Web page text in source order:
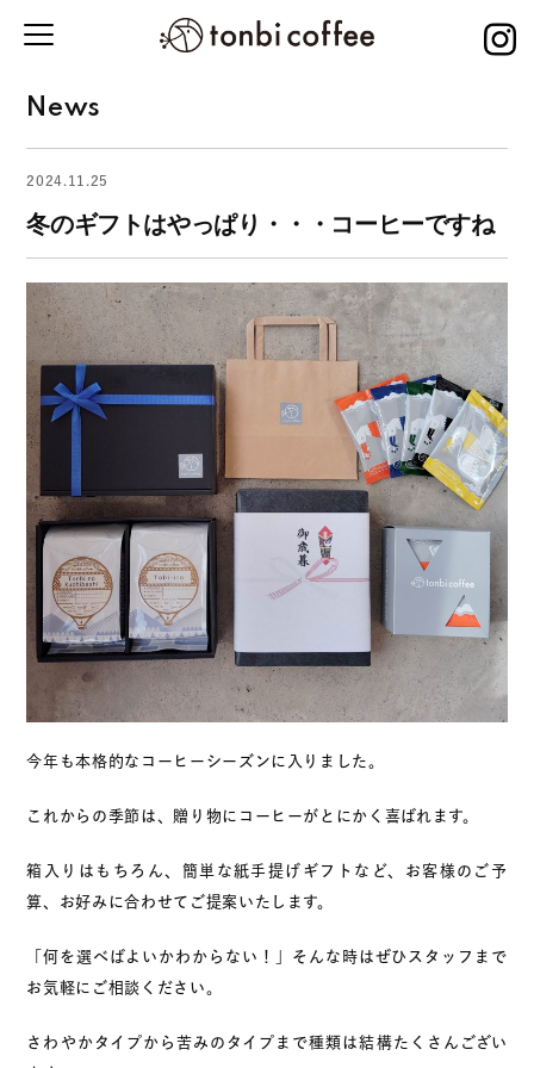
News
2024.11.25
冬のギフトはやっぱり・・・コーヒーですね
今年も本格的なコーヒーシーズンに入りました。
これからの季節は、贈り物にコーヒーがとにかく喜ばれます。
箱入りはもちろん、簡単な紙手提げギフトなど、お客様のご予
算、お好みに合わせてご提案いたします。
「何を選べばよいかわからない！」そんな時はぜひスタッフまで
お気軽にご相談ください。
さわやかタイプから苦みのタイプまで種類は結構たくさんござい